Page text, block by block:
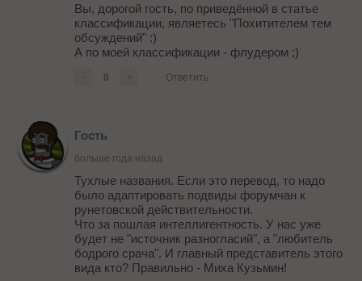
Вы, дорогой гость, по приведённой в статье
классификации, являетесь "Похитителем тем
обсуждений" :)
А по моей классификации - флудером ;)
0 Ответить
Гость
больше года назад
Тухлые названия. Если это перевод, то надо
было адаптировать подвиды форумчан к
рунетовской действительности.
Что за пошлая интеллигентность. У нас уже
будет не "источник разногласий", а "любитель
бодрого срача". И главный представитель этого
вида кто? Правильно - Миха Кузьмин!